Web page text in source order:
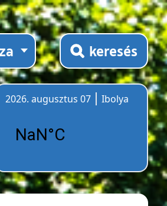
keresés
2026. augusztus 07
Ibolya